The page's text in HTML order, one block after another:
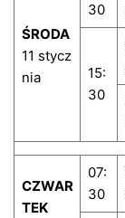
ŚRODA
11 stycz
nia
30
15:
30
CZWAR
TEK
07:
30